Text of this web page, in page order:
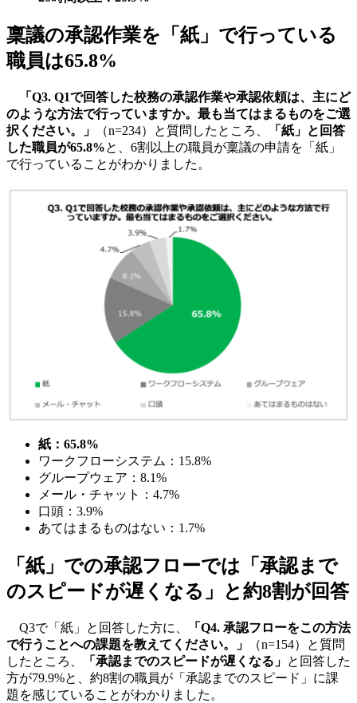
稟議の承認作業を「紙」で行っている
職員は65.8%
「Q3. Q1で回答した校務の承認作業や承認依頼は、主にど
のような方法で行っていますか。最も当てはまるものをご選
択ください。」
（n=234）と質問したところ、
「紙」と回答
した職員が65.8%と、6割以上の職員が稟議の申請を「紙」
で行っていることがわかりました。
紙：65.8%
ワークフローシステム：15.8%
グループウェア：8.1%
メール・チャット：4.7%
口頭：3.9%
あてはまるものはない：1.7%
「紙」での承認フローでは「承認まで
のスピードが遅くなる」と約8割が回答
Q3で「紙」と回答した方に、
「Q4. 承認フローをこの方法
で行うことへの課題を教えてください。」
（n=154）と質問
したところ、
「承認までのスピードが遅くなる」 と回答した
方が79.9%と、約8割の職員が「承認までのスピード」に課
題を感じていることがわかりました。